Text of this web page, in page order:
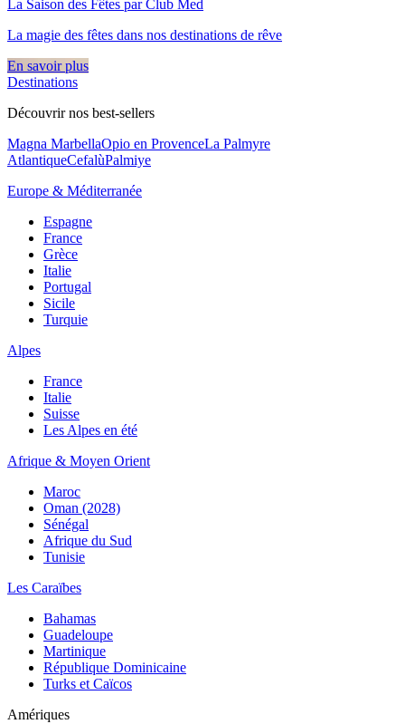
La Saison des Fêtes par Club Med
La magie des fêtes dans nos destinations de rêve​
En savoir plus
Destinations
Découvrir nos best-sellers
Magna MarbellaOpio en ProvenceLa Palmyre
AtlantiqueCefalùPalmiye
Europe & Méditerranée
Espagne
France
Grèce
Italie
Portugal
Sicile
Turquie
Alpes
France
Italie
Suisse
Les Alpes en été
Afrique & Moyen Orient
Maroc
Oman (2028)
Sénégal
Afrique du Sud
Tunisie
Les Caraïbes
Bahamas
Guadeloupe
Martinique
République Dominicaine
Turks et Caïcos
Amériques